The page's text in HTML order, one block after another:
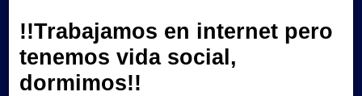
!!Trabajamos en internet pero
tenemos vida social,
dormimos!!